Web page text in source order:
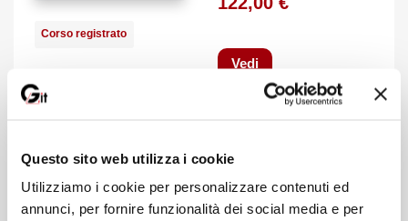
Questo sito web utilizza i cookie
Utilizziamo i cookie per personalizzare contenuti ed
annunci, per fornire funzionalità dei social media e per
Corso registrato
Vedi
condomini ed edifici
REGISTRATO 2022]